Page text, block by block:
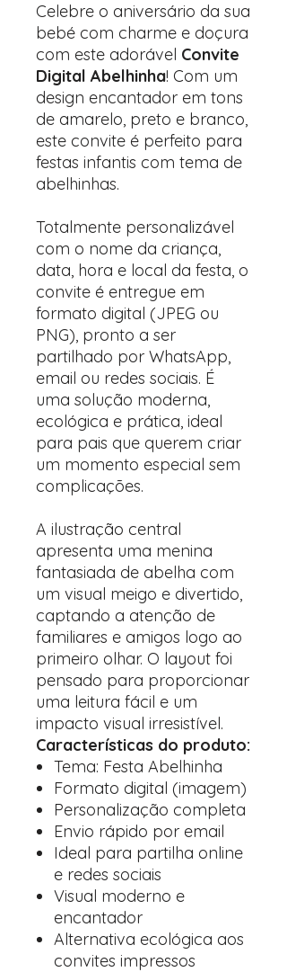
Celebre o aniversário da sua
bebé com charme e doçura
com este adorável Convite
Digital Abelhinha! Com um
design encantador em tons
de amarelo, preto e branco,
este convite é perfeito para
festas infantis com tema de
abelhinhas.
Totalmente personalizável
com o nome da criança,
data, hora e local da festa, o
convite é entregue em
formato digital (JPEG ou
PNG), pronto a ser
partilhado por WhatsApp,
email ou redes sociais. É
uma solução moderna,
ecológica e prática, ideal
para pais que querem criar
um momento especial sem
complicações.
A ilustração central
apresenta uma menina
fantasiada de abelha com
um visual meigo e divertido,
captando a atenção de
familiares e amigos logo ao
primeiro olhar. O layout foi
pensado para proporcionar
uma leitura fácil e um
impacto visual irresistível.
Características do produto:
Tema: Festa Abelhinha
Formato digital (imagem)
Personalização completa
Envio rápido por email
Ideal para partilha online
e redes sociais
Visual moderno e
encantador
Alternativa ecológica aos
convites impressos